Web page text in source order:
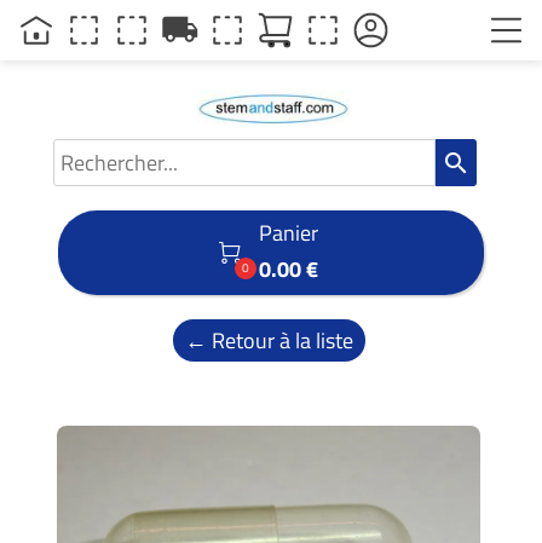
search

0
Panier
0.00 €
← Retour à la liste
local_shipping